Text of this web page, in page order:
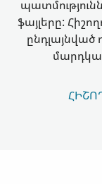
ֆայլերը:
ընդլայնված